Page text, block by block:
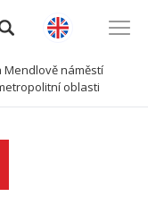
Mendlově náměstí
oblasti